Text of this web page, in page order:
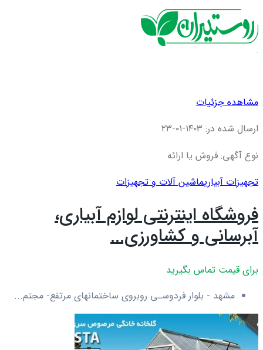
مشاهده جزئیات
ارسال شده در: ۱۴۰۳-۰۱-۲۳
نوع آگهی: فروش یا ارائه
تجهیزات آبیاریماشین آلات و تجهیزات
فروشگاه اینترنتی لوازم آبیاری،
آبرسانی و کشاورزی...
برای قیمت تماس بگیرید
مشهد - بلوار فردوسـی روبروی ساختمانهای مرتفع- مجتم...